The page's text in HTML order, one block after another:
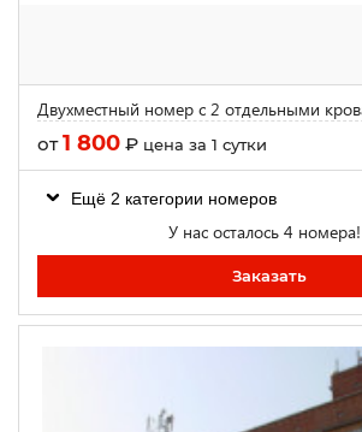
Двухместный номер с 2 отдельными
от1 800 ₽ цена за 1 сутки
Ещё 2 категории номеров
У нас осталось 4 номера!
Заказать